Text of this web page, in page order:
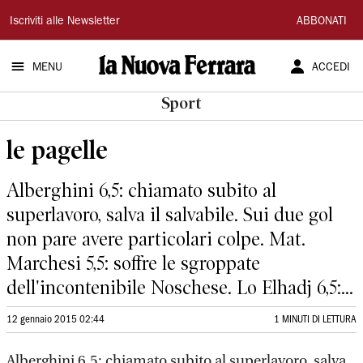
La
Nuova
Ferrara
Iscriviti alle Newsletter ABBONATI
MENU ACCEDI
Sport
le pagelle
Alberghini 6,5: chiamato subito al
superlavoro, salva il salvabile. Sui due gol
non pare avere particolari colpe. Mat.
Marchesi 5,5: soffre le sgroppate
dell'incontenibile Noschese. Lo Elhadj 6,5:...
12 gennaio 2015 02:44 1 MINUTI DI LETTURA